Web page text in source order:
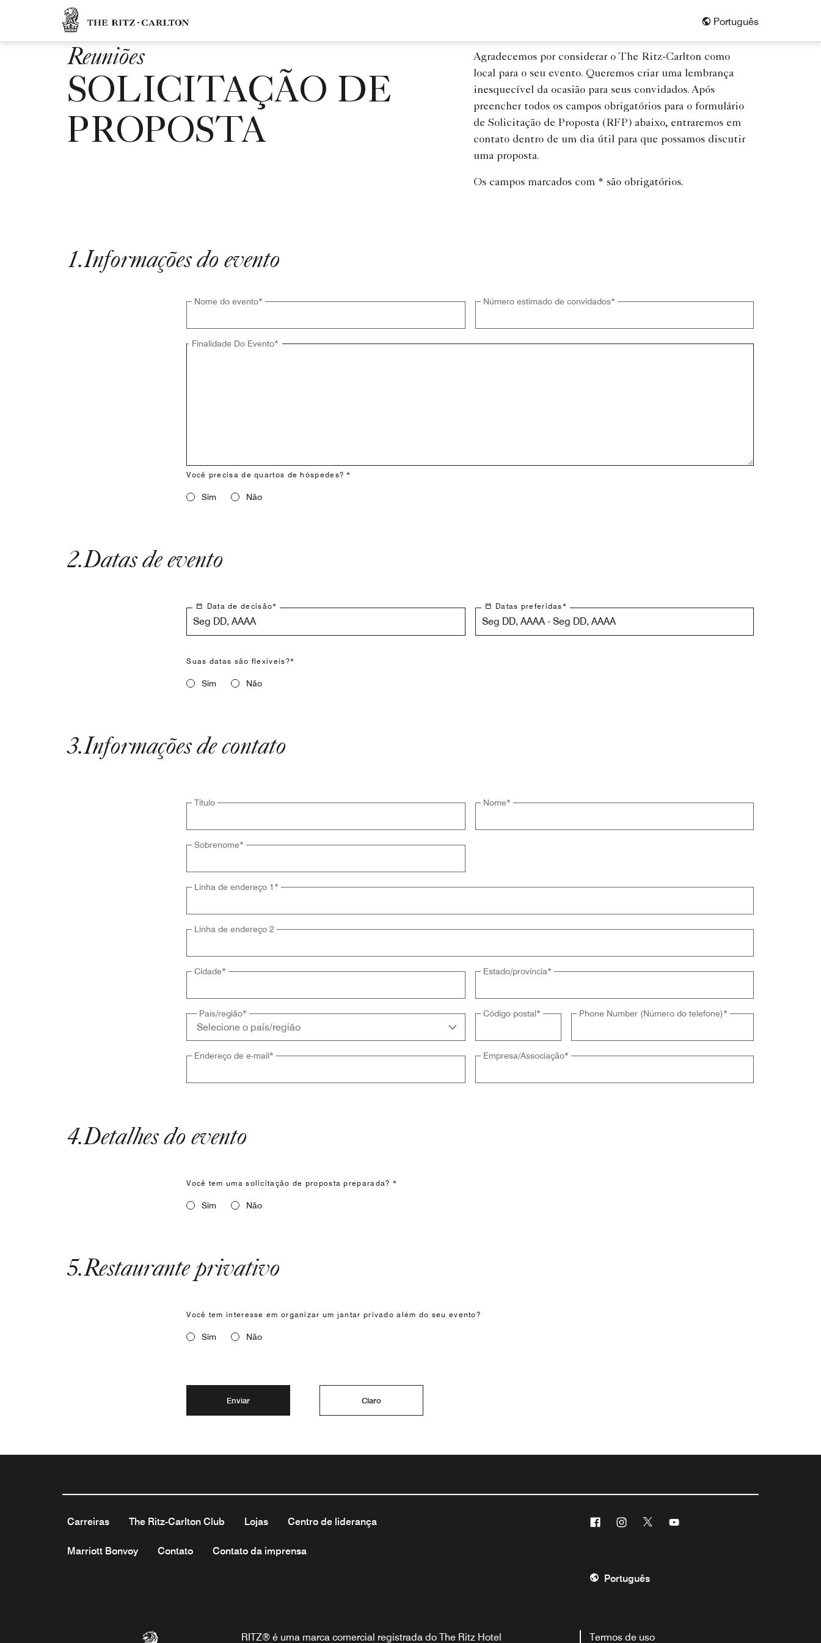
Skip to Content
Português
Reuniões
SOLICITAÇÃO DE
PROPOSTA
Agradecemos por considerar o The Ritz-Carlton como
local para o seu evento. Queremos criar uma lembrança
inesquecível da ocasião para seus convidados. Após
preencher todos os campos obrigatórios para o formulário
de Solicitação de Proposta (RFP) abaixo, entraremos em
contato dentro de um dia útil para que possamos discutir
uma proposta.
Os campos marcados com * são obrigatórios.
1.Informações do evento
Nome do evento* Número estimado de convidados*
Finalidade Do Evento*
Você precisa de quartos de hóspedes? *
Sim Não
2.Datas de evento
Data de decisão*
Seg DD, AAAA
Datas preferidas*
Seg DD, AAAA - Seg DD, AAAA
Suas datas são flexíveis?*
Sim Não
3.Informações de contato
Título Nome*
Sobrenome*
Linha de endereço 1 *
Linha de endereço 2
Cidade* Estado/província*
País/região* Código postal* Phone Number (Número do telefone)*
Endereço de e-mail* Empresa/Associação*
4.Detalhes do evento
Você tem uma solicitação de proposta preparada? *
Sim Não
5.Restaurante privativo
Você tem interesse em organizar um jantar privado além do seu evento?
Sim Não
Enviar Claro
Carreiras The Ritz-Carlton Club Lojas Centro de liderança
Marriott Bonvoy Contato Contato da imprensa
FacebookInstagram
Twitter
Português
RITZ® é uma marca comercial registrada do The Ritz Hotel Termos de uso